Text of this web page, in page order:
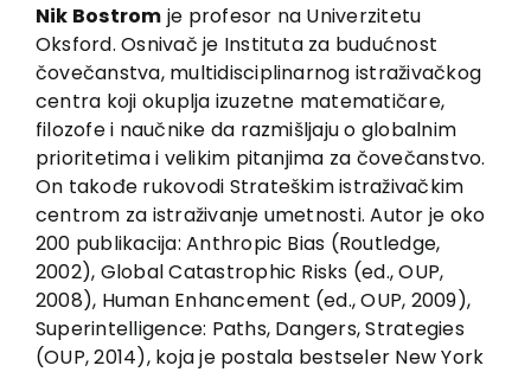
About us
Books
In preparation
Sale
Authors
News
EU PROJECTS
Contact
Nik Bostrom je profesor na Univerzitetu
Oksford. Osnivač je Instituta za budućnost
čovečanstva, multidisciplinarnog istraživačkog
centra koji okuplja izuzetne matematičare,
filozofe i naučnike da razmišljaju o globalnim
prioritetima i velikim pitanjima za čovečanstvo.
On takođe rukovodi Strateškim istraživačkim
centrom za istraživanje umetnosti. Autor je oko
200 publikacija: Anthropic Bias (Routledge,
2002), Global Catastrophic Risks (ed., OUP,
2008), Human Enhancement (ed., OUP, 2009),
Superintelligence: Paths, Dangers, Strategies
(OUP, 2014), koja je postala bestseler New York